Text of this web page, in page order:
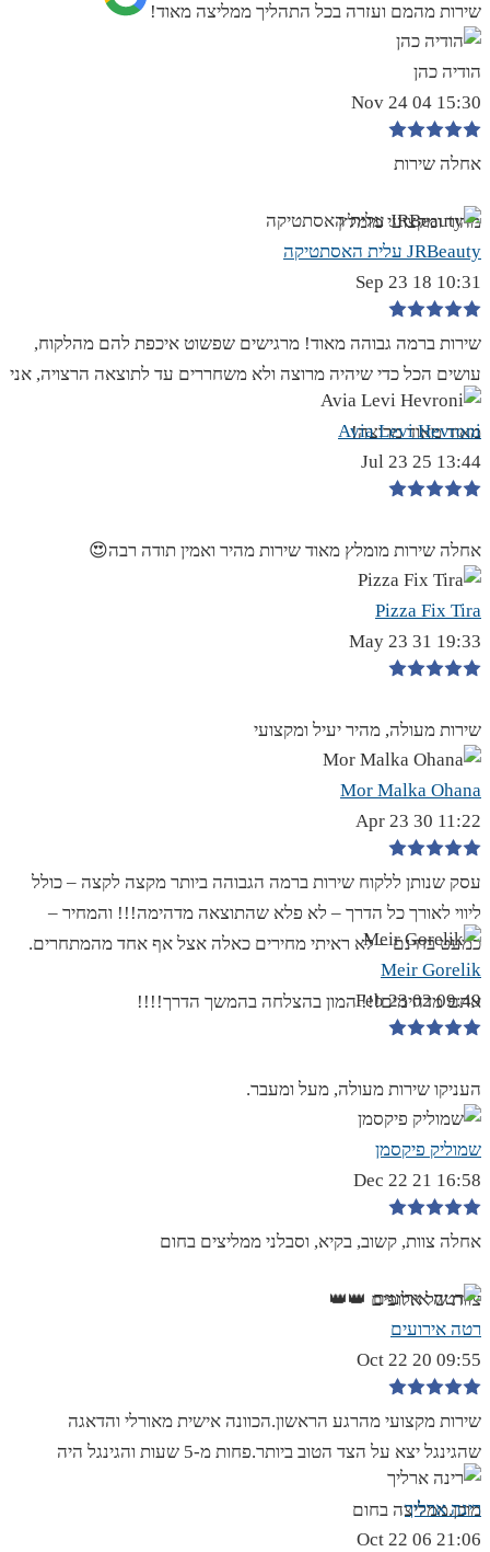
שירות מהמם ועזרה בכל התהליך ממליצה מאוד!
הודיה כהן
15:30 04 Nov 24
אחלה שירות
מהיר ומקצועי מומלץ
JRBeauty עלית האסתטיקה
10:31 18 Sep 23
שירות ברמה גבוהה מאוד! מרגישים שפשוט איכפת להם מהלקוח,
עושים הכל כדי שיהיה מרוצה ולא משחררים עד לתוצאה הרצויה, אני
מאוד מאוד מרוצה!
Avia Levi Hevroni
13:44 25 Jul 23
אחלה שירות מומלץ מאוד שירות מהיר ואמין תודה רבה😍
Pizza Fix Tira
19:33 31 May 23
שירות מעולה, מהיר יעיל ומקצועי
Mor Malka Ohana
11:22 30 Apr 23
עסק שנותן ללקוח שירות ברמה הגבוהה ביותר מקצה לקצה – כולל
ליווי לאורך כל הדרך – לא פלא שהתוצאה מדהימה!!! והמחיר –
כמעט בחינם – לא ראיתי מחירים כאלה אצל אף אחד מהמתחרים.
אתם מדהימים!!! המון בהצלחה בהמשך הדרך!!!!
Meir Gorelik
09:49 02 Feb 23
העניקו שירות מעולה, מעל ומעבר.
שמוליק פיקסמן
16:58 21 Dec 22
אחלה צוות, קשוב, בקיא, וסבלני ממליצים בחום
צוות של אלופים 👑👑
רטה אירועים
09:55 20 Oct 22
שירות מקצועי מהרגע הראשון.הכוונה אישית מאורלי והדאגה
שהגינגל יצא על הצד הטוב ביותר.פחות מ-5 שעות והגינגל היה
מוכן.ממליצה בחום
רינה ארליך
21:06 06 Oct 22